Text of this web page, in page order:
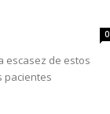
0
escasez de estos
pacientes